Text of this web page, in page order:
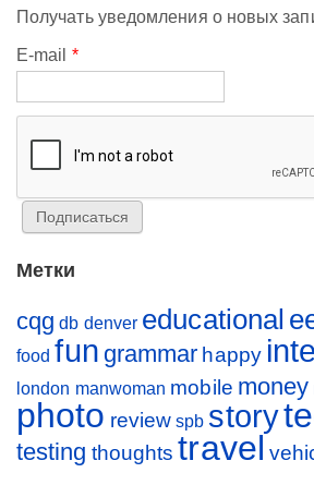
Получать уведомления о новых
E-mail *
Метки
cqg db denver educational
food fun grammar happy
london manwoman mobile money
photo review spb story
testing thoughts travel